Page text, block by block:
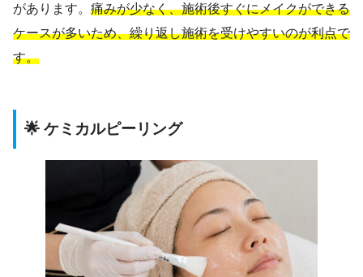
があります。 痛みが少なく、施術後すぐにメイクができる
ケースが多いため、繰り返し施術を受けやすいのが利点で
す。
🌟 ケミカルピーリング